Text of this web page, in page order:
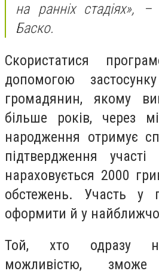
на ранніх стадіях»,
Баско.
Скористатися
допомогою
громадянин, якому
більше років, через
народження отримує
підтвердження участі
нараховується 2000
обстежень. Участь у
оформити й у
Той, хто одразу
можливістю,